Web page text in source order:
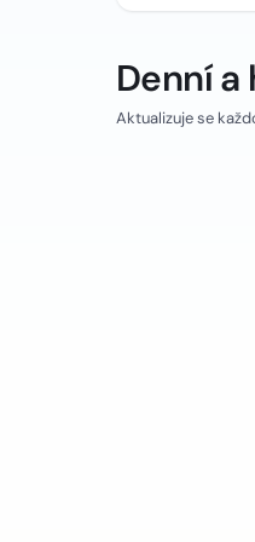
Denní
Aktualizuje se